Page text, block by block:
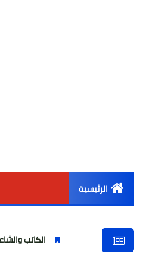
الرئيسية
الكاتب والشاعر عماد